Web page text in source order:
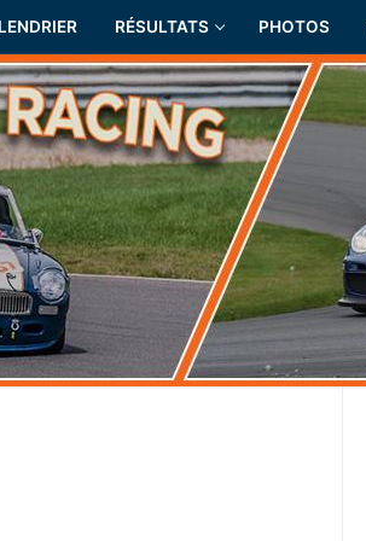
RÉSULTATS PHOTOS
Rechercher :